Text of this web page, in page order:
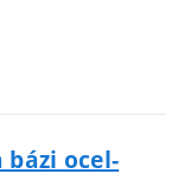
ocel-